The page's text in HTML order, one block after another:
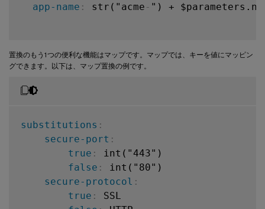
app-name : str("acme - ") +
置換のもう1つの便利な機能はマップです。マップでは、キーを値にマッピン
グできます。以下は、マップ置換の例です。
substitutions :
secure-port :
true :
int("443")
false :
int("80")
secure-protocol :
true :
SSL